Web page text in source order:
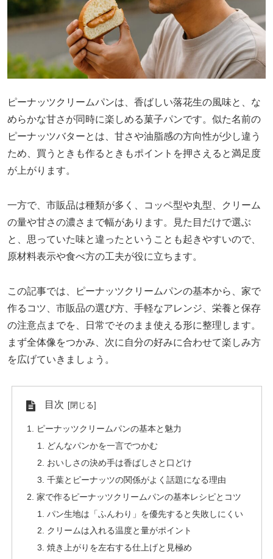
ピーナッツクリームパンは、香ばしい落花生の風味と、な
めらかな甘さが同時に楽しめる菓子パンです。似た名前の
ピーナッツバターとは、甘さや油脂感の方向性が少し違う
ため、買うときも作るときもポイントを押さえると満足度
が上がります。
一方で、市販品は種類が多く、コッペ型や丸型、クリーム
の量や甘さの濃さまで幅があります。見た目だけで選ぶ
と、思っていた味と違ったということも起きやすいので、
原材料表示や食べ方の工夫が役に立ちます。
この記事では、ピーナッツクリームパンの基本から、家で
作るコツ、市販品の選び方、手軽なアレンジ、栄養と保存
の注意点までを、日常でそのまま使える形に整理します。
まず全体像をつかみ、次に自分の好みに合わせて楽しみ方
を広げていきましょう。
目次
ピーナッツクリームパンの基本と魅力
どんなパンかを一言でつかむ
おいしさの決め手は香ばしさと口どけ
千葉とピーナッツの関係がよく話題になる理由
家で作るピーナッツクリームパンの基本レシピとコツ
パン生地は「ふんわり」を優先すると失敗しにくい
クリームは入れる温度と量がポイント
焼き上がりを左右する仕上げと見極め